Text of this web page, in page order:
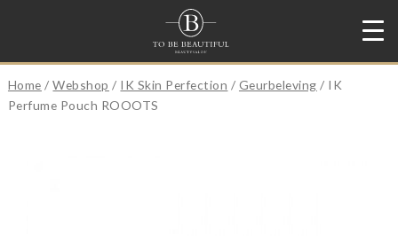
Home /Webshop / IK Skin Perfection / Geurbeleving / IK
Perfume Pouch ROOOTS